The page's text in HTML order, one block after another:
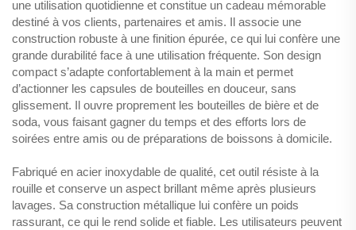
une utilisation quotidienne et constitue un cadeau mémorable
destiné à vos clients, partenaires et amis. Il associe une
construction robuste à une finition épurée, ce qui lui confère une
grande durabilité face à une utilisation fréquente. Son design
compact s’adapte confortablement à la main et permet
d’actionner les capsules de bouteilles en douceur, sans
glissement. Il ouvre proprement les bouteilles de bière et de
soda, vous faisant gagner du temps et des efforts lors de
soirées entre amis ou de préparations de boissons à domicile.
Fabriqué en acier inoxydable de qualité, cet outil résiste à la
rouille et conserve un aspect brillant même après plusieurs
lavages. Sa construction métallique lui confère un poids
rassurant, ce qui le rend solide et fiable. Les utilisateurs peuvent